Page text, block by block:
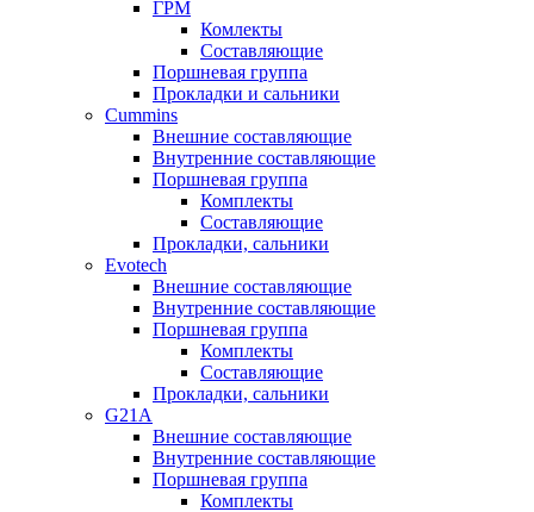
ГРМ
Комлекты
Составляющие
Поршневая группа
Прокладки и сальники
Cummins
Внешние составляющие
Внутренние составляющие
Поршневая группа
Комплекты
Составляющие
Прокладки, сальники
Evotech
Внешние составляющие
Внутренние составляющие
Поршневая группа
Комплекты
Составляющие
Прокладки, сальники
G21A
Внешние составляющие
Внутренние составляющие
Поршневая группа
Комплекты